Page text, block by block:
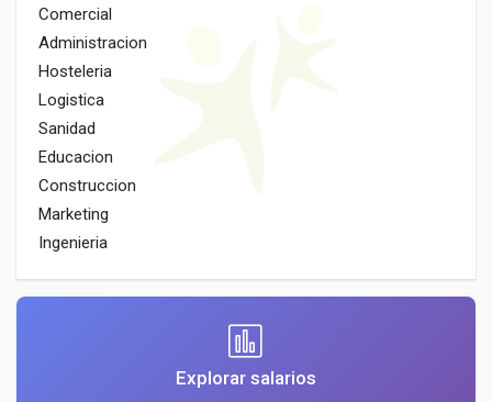
Comercial
Administracion
Hosteleria
Logistica
Sanidad
Educacion
Construccion
Marketing
Ingenieria
Explorar salarios